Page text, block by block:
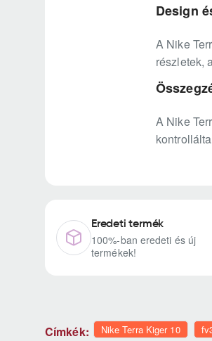
Design
A Nike
részletek,
A Nike
Eredeti termék
100%-ban eredeti és új
termékek!
Címkék: Nike Terra Kiger 10